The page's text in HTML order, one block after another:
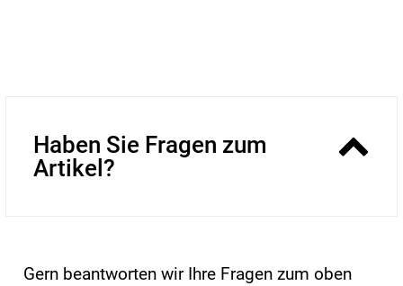
Haben Sie Fragen zum
Artikel?
Gern beantworten wir Ihre Fragen zum oben